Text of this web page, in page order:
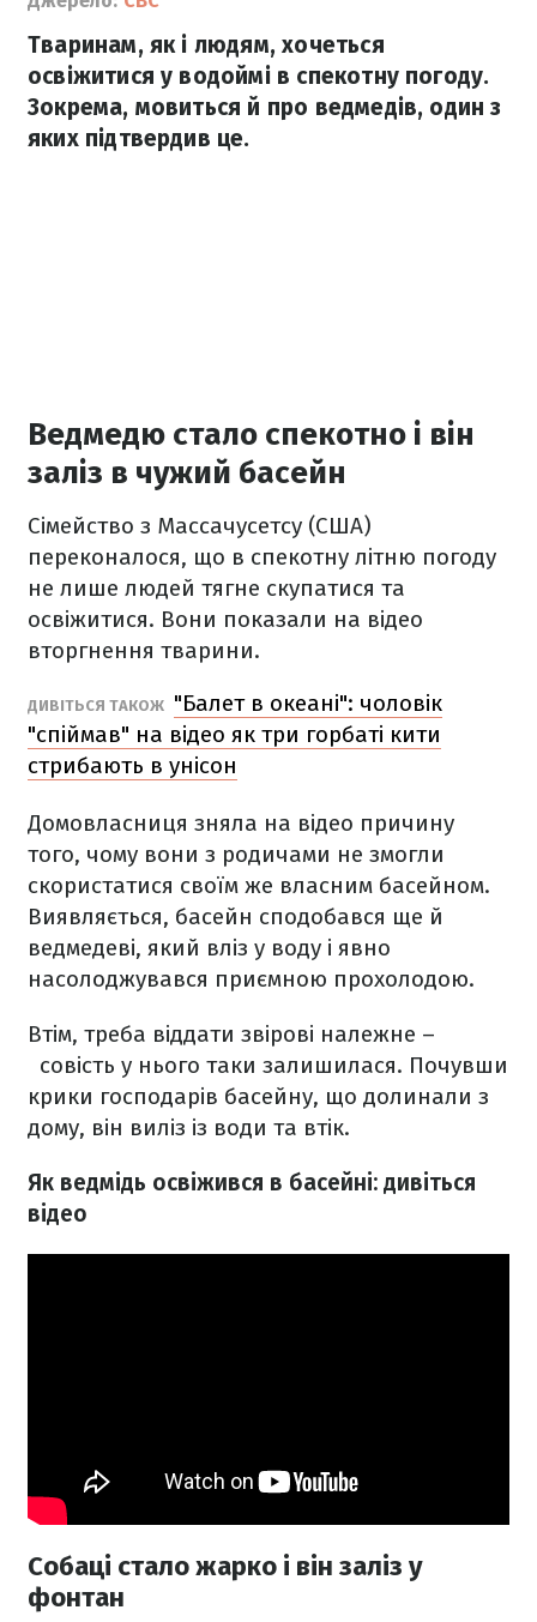
Тваринам, як і людям, хочеться
освіжитися у водоймі в спекотну погоду.
Зокрема, мовиться й про ведмедів, один з
яких підтвердив це.
Ведмедю стало спекотно і він
заліз в чужий басейн
Сімейство з Массачусетсу (США)
переконалося, що в спекотну літню погоду
не лише людей тягне скупатися та
освіжитися. Вони показали на відео
вторгнення тварини.
ДИВІТЬСЯ ТАКОЖ "Балет в океані": чоловік
"спіймав" на відео як три горбаті кити
стрибають в унісон
Домовласниця зняла на відео причину
того, чому вони з родичами не змогли
скористатися своїм же власним басейном.
Виявляється, басейн сподобався ще й
ведмедеві, який вліз у воду і явно
насолоджувався приємною прохолодою.
Втім, треба віддати звірові належне –
совість у нього таки залишилася. Почувши
крики господарів басейну, що долинали з
дому, він виліз із води та втік.
Як ведмідь освіжився в басейні: дивіться
відео
Собаці стало жарко і він заліз у
фонтан